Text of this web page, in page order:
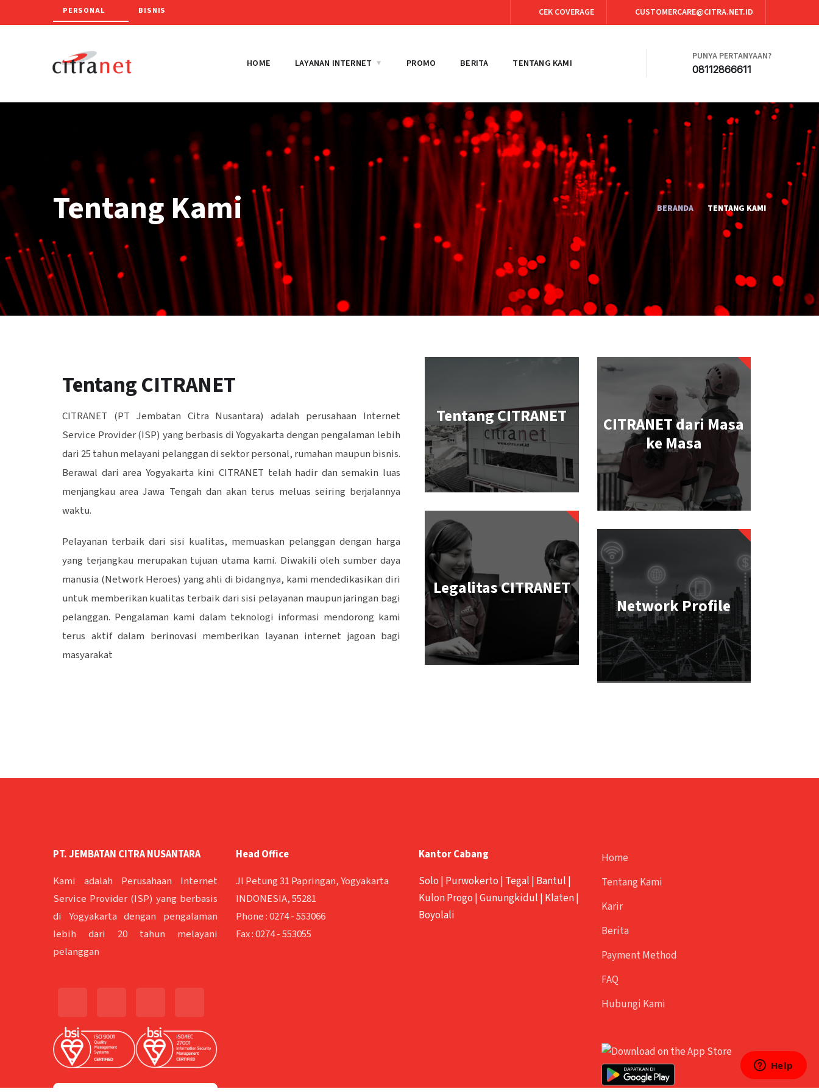
PERSONAL BISNIS CEK COVERAGE CUSTOMERCARE@CITRA.NET.ID
HOME LAYANAN INTERNET PROMO BERITA TENTANG KAMI
PUNYA PERTANYAAN?
08112866611
Tentang Kami BERANDA TENTANG KAMI
Tentang CITRANET
CITRANET (PT Jembatan Citra Nusantara) adalah perusahaan Internet
Service Provider (ISP) yang berbasis di Yogyakarta dengan pengalaman lebih
dari 25 tahun melayani pelanggan di sektor personal, rumahan maupun bisnis.
Berawal dari area Yogyakarta kini CITRANET telah hadir dan semakin luas
menjangkau area Jawa Tengah dan akan terus meluas seiring berjalannya
waktu.
Pelayanan terbaik dari sisi kualitas, memuaskan pelanggan dengan harga
yang terjangkau merupakan tujuan utama kami. Diwakili oleh sumber daya
manusia (Network Heroes) yang ahli di bidangnya, kami mendedikasikan diri
untuk memberikan kualitas terbaik dari sisi pelayanan maupun jaringan bagi
pelanggan. Pengalaman kami dalam teknologi informasi mendorong kami
terus aktif dalam berinovasi memberikan layanan internet jagoan bagi
masyarakat
Tentang CITRANET
CITRANET dari Masa
ke Masa
Legalitas CITRANET
Network Profile
PT. JEMBATAN CITRA NUSANTARA
Kami adalah Perusahaan Internet
Service Provider (ISP) yang berbasis
di Yogyakarta dengan pengalaman
lebih dari 20 tahun melayani
pelanggan
Head Office
Jl Petung 31 Papringan, Yogyakarta
INDONESIA, 55281
Phone :0274 - 553066
Fax :0274 - 553055
Kantor Cabang
Solo | Purwokerto | Tegal | Bantul |
Kulon Progo |Gunungkidul | Klaten|
Boyolali
Home
Tentang Kami
Karir
Berita
Payment Method
FAQ
Hubungi Kami